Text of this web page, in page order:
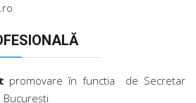
promovare în functia de Secretar
Bucureşti